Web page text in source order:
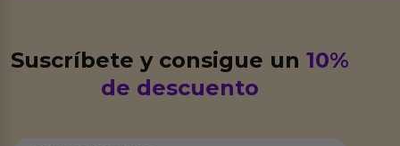
Suscríbete y consigue un10%
de descuento